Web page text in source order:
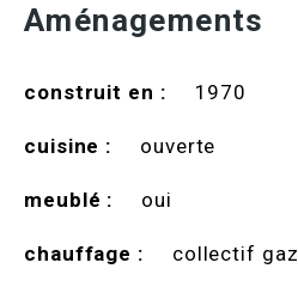
Aménagements
construit en : 1970
cuisine : ouverte
meublé : oui
chauffage : collectif gaz